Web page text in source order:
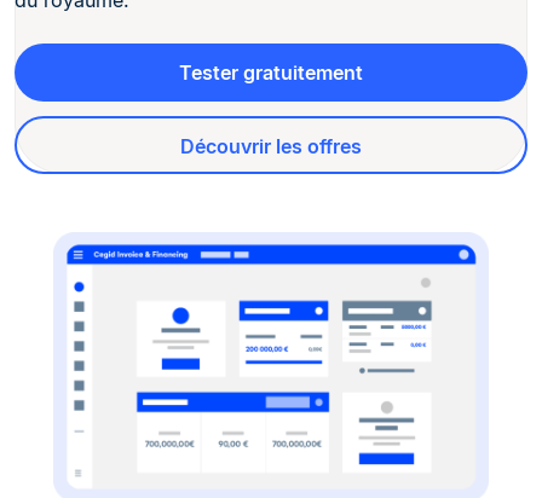
Tester gratuitement
Découvrir les offres